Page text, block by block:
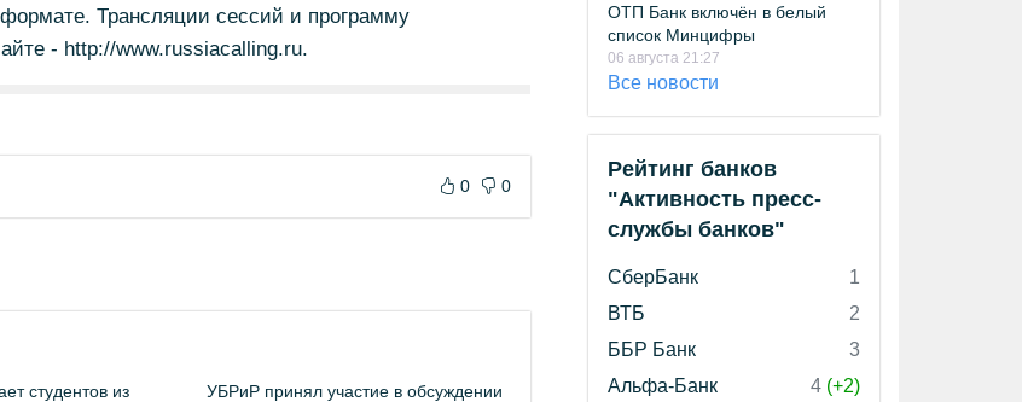
Трансляции сессий и программу
- http://www.russiacalling.ru.
0 0
студентов из
УБРиР принял участие в обсуждении
ОТП Банк включён в белый
список Минцифры
06 августа 21:27
Все новости
Рейтинг банков
"Активность пресс-
службы банков"
СберБанк
1
ВТБ
2
ББР Банк
3
Альфа-Банк
4 (+2)